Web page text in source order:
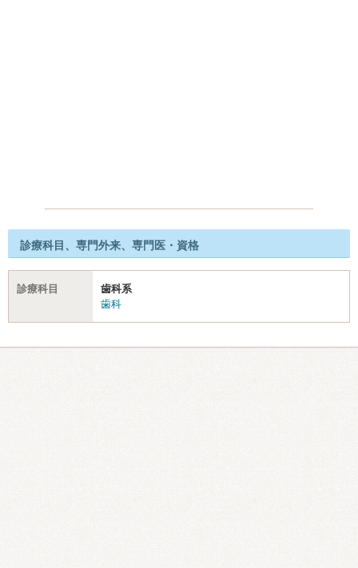
診療科目、専門外来、専門医・資格
診療科目
歯科系
歯科